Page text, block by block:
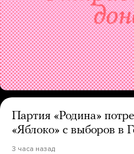
Партия «Родина»
«Яблоко» с выборов в
3 часа назад